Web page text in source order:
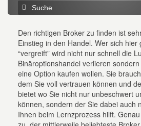
Den richtigen Broker zu finden ist
Einstieg in den Handel. Wer sich hier
“vergreift” wird nicht nur schnell die
Binäroptionshandel verlieren
eine Option kaufen wollen. Sie
dem Sie voll vertrauen können und
bietet wo Sie nicht nur unbeschwert
können, sondern der Sie dabei auch
Ihnen beim Lernzprozess hilft.